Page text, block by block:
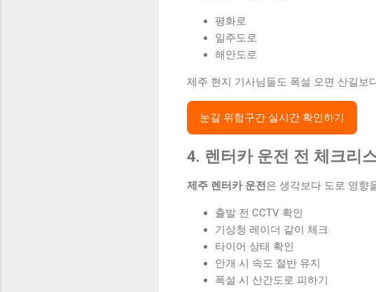
평화로
일주도로
해안도로
제주 현지 기사님들도 폭설 오면 산길보
눈길 위험구간 실시간 확인하기
4. 렌터카 운전 전 체크리
제주 렌터카 운전은 생각보다 도로 영향
출발 전 CCTV 확인
기상청 레이더 같이 체크
타이어 상태 확인
안개 시 속도 절반 유지
폭설 시 산간도로 피하기